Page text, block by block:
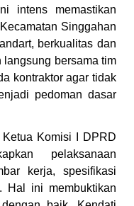
intens memastikan
Singgahan
berkualitas dan
bersama tim
kontraktor agar tidak
pedoman dasar
Komisi I DPRD
pelaksanaan
kerja, spesifikasi
Hal ini membuktikan